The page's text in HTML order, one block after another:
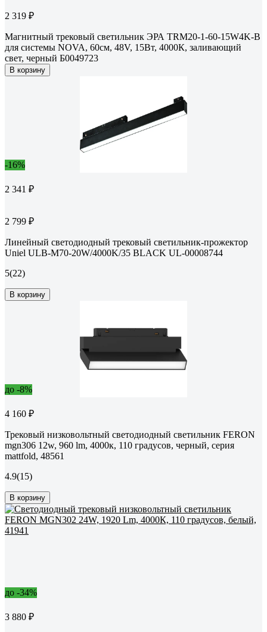
2 319 ₽
Магнитный трековый светильник ЭРА TRM20-1-60-15W4K-B
для системы NOVA, 60см, 48V, 15Вт, 4000К, заливающий
свет, черный Б0049723
В корзину
-16%
2 341 ₽
2 799 ₽
Линейный светодиодный трековый светильник-прожектор
Uniel ULB-M70-20W/4000K/35 BLACK UL-00008744
5(22)
В корзину
до -8%
4 160 ₽
Трековый низковольтный светодиодный светильник FERON
mgn306 12w, 960 lm, 4000к, 110 градусов, черный, серия
mattfold, 48561
4.9(15)
В корзину
до -34%
3 880 ₽